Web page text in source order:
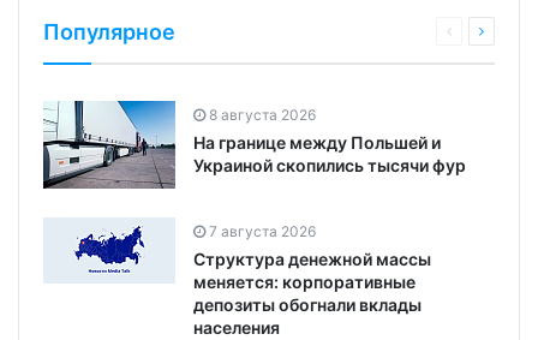
Популярное
8 августа 2026
На границе между Польшей и
Украиной скопились тысячи фур
7 августа 2026
Структура денежной массы
меняется: корпоративные
депозиты обогнали вклады
населения